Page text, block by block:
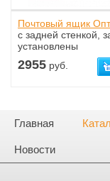
Почтовый ящик
с задней стенкой,
установлены
2955 руб.
Главная
Новости